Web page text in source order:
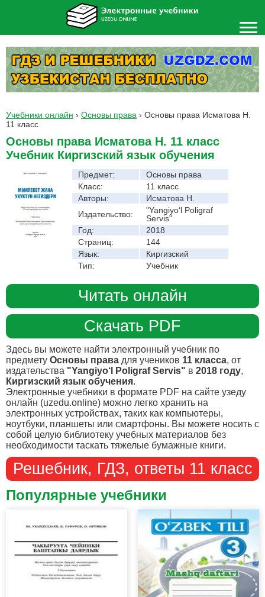
Учебники онлайн › Основы права › Основы права Исматова Н.
11 класс
Основы права Исматова Н. 11 класс
Учебник Киргизский язык обучения
Предмет:
Основы права
Класс:
11 класс
Авторы:
Исматова Н.
Издательство:
"Yangiyo‘l Poligraf
Servis"
Год:
2018
Страниц:
144
Язык:
Киргизский
Тип:
Учебник
Читать онлайн
Скачать PDF
Здесь вы можете найти электронный учебник по
предмету Основы права для учеников 11 класса, от
издательства "Yangiyo‘l Poligraf Servis" в 2018 году,
Киргизский язык обучения.
Электронные учебники в формате PDF на сайте узеду
онлайн (uzedu.online) можно легко хранить на
электронных устройствах, таких как компьютеры,
ноутбуки, планшеты или смартфоны. Вы можете носить с
собой целую библиотеку учебных материалов без
необходимости таскать тяжелые бумажные книги.
Решебник, ГДЗ, ответы 11 класс
Популярные учебники